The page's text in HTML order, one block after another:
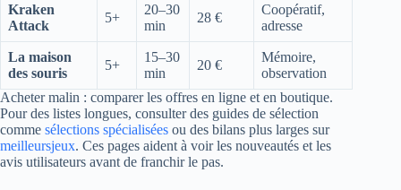
Kraken
Attack
5+
20–30
min
28 €
Coopératif,
adresse
La maison
des souris
5+
15–30
min
20 €
Mémoire,
observation
Acheter malin : comparer les offres en ligne et en boutique.
Pour des listes longues, consulter des guides de sélection
comme sélections spécialisées ou des bilans plus larges sur
meilleursjeux. Ces pages aident à voir les nouveautés et les
avis utilisateurs avant de franchir le pas.